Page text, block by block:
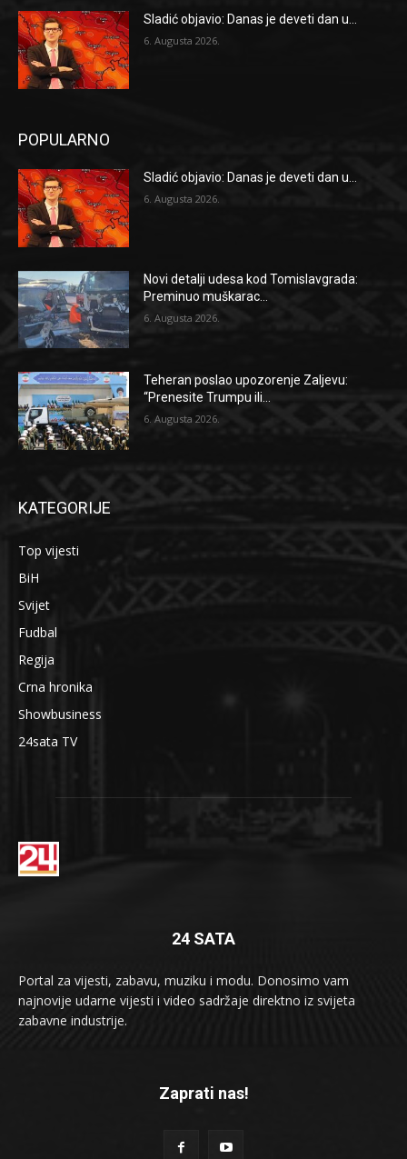
Sladić objavio: Danas je deveti dan u...
6. Augusta 2026.
POPULARNO
Sladić objavio: Danas je deveti dan u...
6. Augusta 2026.
Novi detalji udesa kod Tomislavgrada:
Preminuo muškarac...
6. Augusta 2026.
Teheran poslao upozorenje Zaljevu:
“Prenesite Trumpu ili...
6. Augusta 2026.
KATEGORIJE
Top vijesti
BiH
Svijet
Fudbal
Regija
Crna hronika
Showbusiness
24sata TV
24 SATA
Portal za vijesti, zabavu, muziku i modu. Donosimo vam
najnovije udarne vijesti i video sadržaje direktno iz svijeta
zabavne industrije.
Zaprati nas!